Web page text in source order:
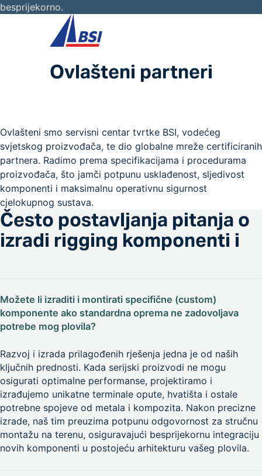
besprijekorno.
Ovlašteni partneri
Ovlašteni smo servisni centar tvrtke BSI, vodećeg
svjetskog proizvođača, te dio globalne mreže certificiranih
partnera. Radimo prema specifikacijama i procedurama
proizvođača, što jamči potpunu usklađenost, sljedivost
komponenti i maksimalnu operativnu sigurnost
cjelokupnog sustava.
Često postavljanja pitanja o
izradi rigging komponenti i
Možete li izraditi i montirati specifične (custom)
komponente ako standardna oprema ne zadovoljava
potrebe mog plovila?
Razvoj i izrada prilagođenih rješenja jedna je od naših
ključnih prednosti. Kada serijski proizvodi ne mogu
osigurati optimalne performanse, projektiramo i
izrađujemo unikatne terminale opute, hvatišta i ostale
potrebne spojeve od metala i kompozita. Nakon precizne
izrade, naš tim preuzima potpunu odgovornost za stručnu
montažu na terenu, osiguravajući besprijekornu integraciju
novih komponenti u postojeću arhitekturu vašeg plovila.